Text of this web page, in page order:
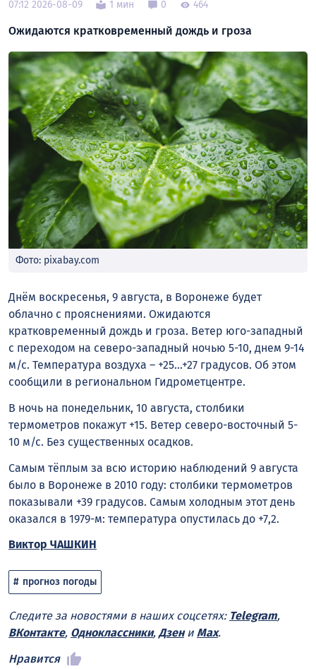
07:12 2026-08-09 1 мин 0 464
Ожидаются кратковременный дождь и гроза
Фото: pixabay.com
Днём воскресенья, 9 августа, в Воронеже будет
облачно с прояснениями. Ожидаются
кратковременный дождь и гроза. Ветер юго-западный
с переходом на северо-западный ночью 5-10, днем 9-14
м/с. Температура воздуха – +25…+27 градусов. Об этом
сообщили в региональном Гидрометцентре.
В ночь на понедельник, 10 августа, столбики
термометров покажут +15. Ветер северо-восточный 5-
10 м/с. Без существенных осадков.
Самым тёплым за всю историю наблюдений 9 августа
было в Воронеже в 2010 году: столбики термометров
показывали +39 градусов. Самым холодным этот день
оказался в 1979-м: температура опустилась до +7,2.
Виктор ЧАШКИН
прогноз погоды
Следите за новостями в наших соцсетях: Telegram,
ВКонтакте, Одноклассники, Дзени Max.
Нравится